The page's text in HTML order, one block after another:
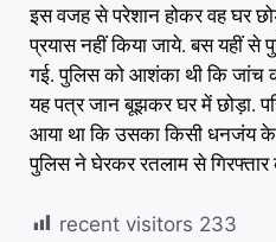
इस वजह से परेशान होकर वह घर
प्रयास नहीं किया जाये. बस यहीं
गई. पुलिस को आशंका थी कि जांच
यह पत्र जान बूझकर घर में छोड़ा.
आया था कि उसका किसी धनजंय
पुलिस ने घेरकर रतलाम से गिरफ्तार
recent visitors 233